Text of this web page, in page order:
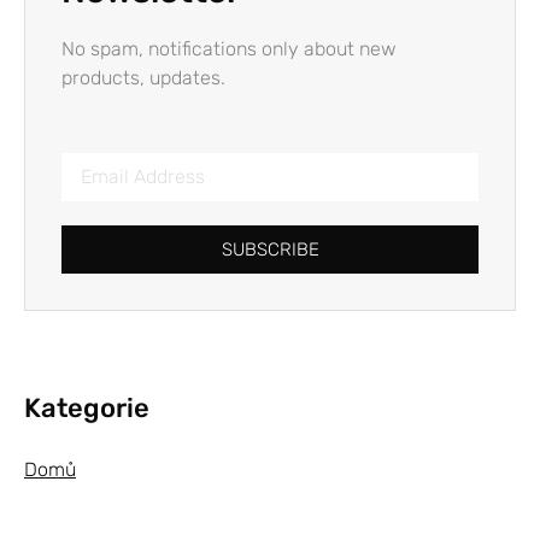
No spam, notifications only about new
products, updates.
SUBSCRIBE
Kategorie
Domů